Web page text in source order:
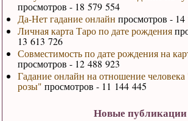
просмотров - 18 579 554
Да-Нет гадание онлайн просмотров - 14
Личная карта Таро по дате рождения
13 613 726
Совместимость по дате рождения на
просмотров - 12 488 923
Гадание онлайн на отношение
розы" просмотров - 11 144 445
Новые публикации